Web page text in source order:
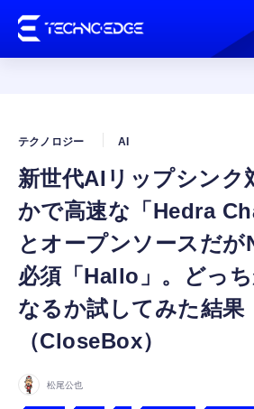
AI
ガジェット
ゲーム
新世代AIリップシンク
かで高速な「Hedra
とオープンソースだが
必須「Hallo」。どっ
なるか試してみた結果
（CloseBox）
テクノロジー AI
松尾公也